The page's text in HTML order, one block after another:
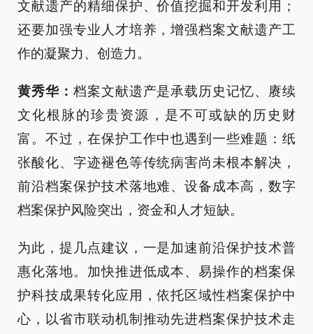
文献遗产的精细保护、价值挖掘和开发利用；
还要加强专业人才培养，增强档案文献遗产工
作的凝聚力、创造力。
黄秀华： 档案文献遗产是承载历史记忆、赓续
文化根脉的珍贵资源，是不可或缺的历史财
富。不过，在保护工作中也遇到一些难题：纸
张酸化、字迹褪色等传统病害尚未根本解决，
前沿档案保护技术落地难、设备成本高，数字
档案保护风险突出，资金和人才短缺。
为此，提几点建议，一是加速前沿保护技术普
惠化落地。加快推进低成本、易操作的档案保
护科技成果转化应用，依托区域性档案保护中
心，以省市联动机制推动先进档案保护技术走